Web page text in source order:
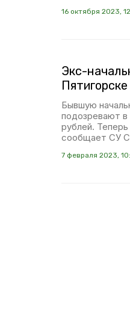
16 октября 2023,
Экс-
Бывшую
подозревают
рублей.
сообщает СУ
7 февраля 2023,